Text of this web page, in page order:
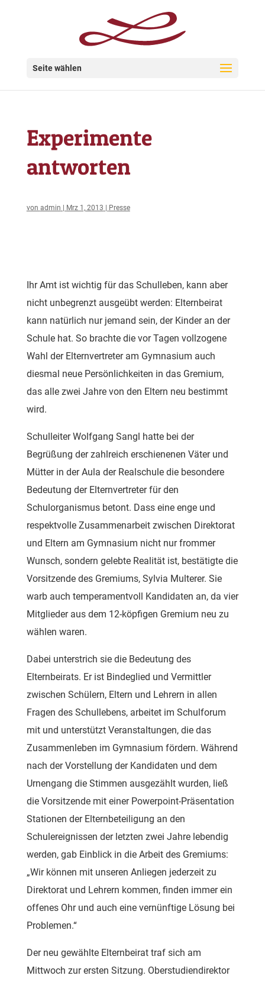
Seite wählen
Experimente
antworten
von admin Mrz 1, 2013 Presse
Ihr Amt ist wichtig für das Schulleben, kann aber
nicht unbegrenzt ausgeübt werden: Elternbeirat
kann natürlich nur jemand sein, der Kinder an der
Schule hat. So brachte die vor Tagen vollzogene
Wahl der Elternvertreter am Gymnasium auch
diesmal neue Persönlichkeiten in das Gremium,
das alle zwei Jahre von den Eltern neu bestimmt
wird.
Schulleiter Wolfgang Sangl hatte bei der
Begrüßung der zahlreich erschienenen Väter und
Mütter in der Aula der Realschule die besondere
Bedeutung der Elternvertreter für den
Schulorganismus betont. Dass eine enge und
respektvolle Zusammenarbeit zwischen Direktorat
und Eltern am Gymnasium nicht nur frommer
Wunsch, sondern gelebte Realität ist, bestätigte die
Vorsitzende des Gremiums, Sylvia Multerer. Sie
warb auch temperamentvoll Kandidaten an, da vier
Mitglieder aus dem 12-köpfigen Gremium neu zu
wählen waren.
Dabei unterstrich sie die Bedeutung des
Elternbeirats. Er ist Bindeglied und Vermittler
zwischen Schülern, Eltern und Lehrern in allen
Fragen des Schullebens, arbeitet im Schulforum
mit und unterstützt Veranstaltungen, die das
Zusammenleben im Gymnasium fördern. Während
nach der Vorstellung der Kandidaten und dem
Urnengang die Stimmen ausgezählt wurden, ließ
die Vorsitzende mit einer Powerpoint-Präsentation
Stationen der Elternbeteiligung an den
Schulereignissen der letzten zwei Jahre lebendig
werden, gab Einblick in die Arbeit des Gremiums:
„Wir können mit unseren Anliegen jederzeit zu
Direktorat und Lehrern kommen, finden immer ein
offenes Ohr und auch eine vernünftige Lösung bei
Problemen.“
Der neu gewählte Elternbeirat traf sich am
Mittwoch zur ersten Sitzung. Oberstudiendirektor